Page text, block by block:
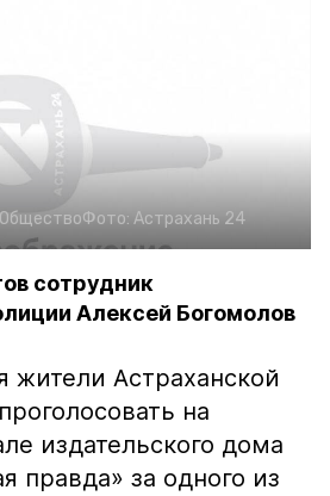
ОбществоФото: Астрахань 24
сотрудник
Алексей Богомолов
жители Астраханской
на
издательского дома
правда» за одного из